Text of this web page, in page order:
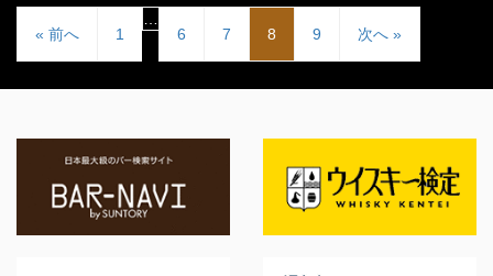
« 前へ 1
6
7 8 9 次へ »